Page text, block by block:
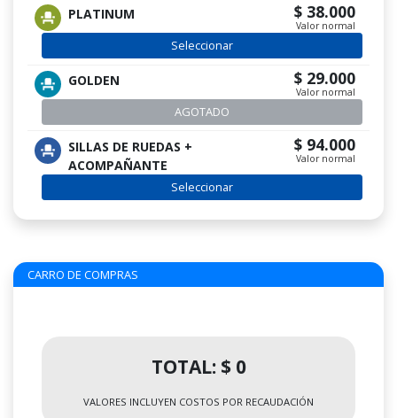
PLATINUM $ 38.000
Valor normal
Seleccionar
GOLDEN $ 29.000
Valor normal
AGOTADO
SILLAS DE RUEDAS +
ACOMPAÑANTE
$ 94.000
Valor normal
Seleccionar
CARRO DE COMPRAS
TOTAL: $ 0
VALORES INCLUYEN COSTOS POR RECAUDACIÓN